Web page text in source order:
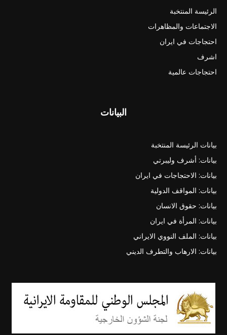
الرئيسة المنتخبة
الاجتماعات والمظاهرات
احتجاجات في ايران
اشرف
احتجاجات عالمية
البيانات
بيانات الرئيسة المنتخبة
بيانات: أشرف وليبرتي
بيانات: الاحتجاجات في ايران
بيانات: المواقف الدولية
بيانات: حقوق الانسان
بيانات: المرأة في ايران
بيانات: الملف النووي الايراني
بيانات: الارهاب والتطرف الديني